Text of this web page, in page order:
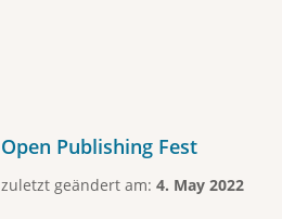
Open Publishing Fest
zuletzt geändert am: 4. May 2022